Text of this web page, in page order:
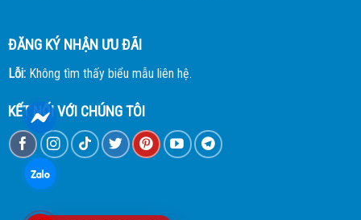
ĐĂNG KÝ NHẬN ƯU ĐÃI
Lỗi:Không tìm thấy biểu mẫu liên hệ.
KẾT NỐI VỚI CHÚNG TÔI